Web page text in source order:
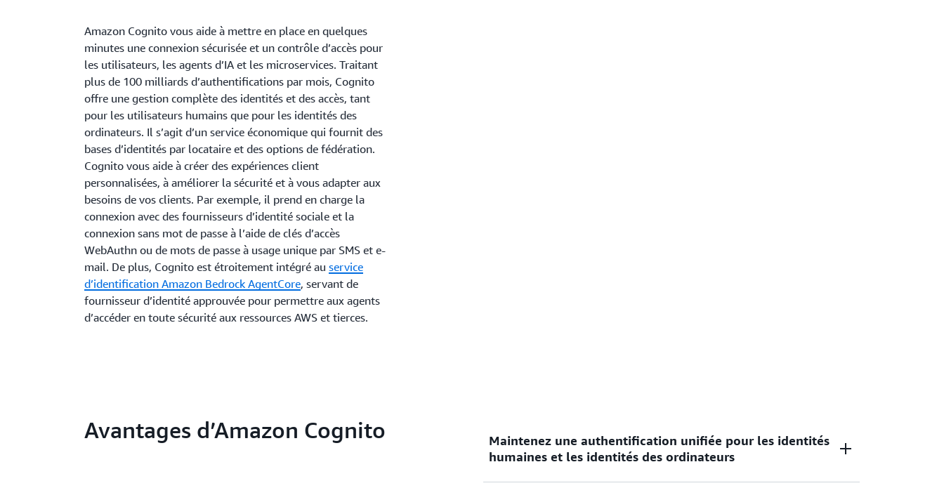
Amazon Cognito vous aide à mettre en place en quelques
minutes une connexion sécurisée et un contrôle d’accès pour
les utilisateurs, les agents d’IA et les microservices. Traitant
plus de 100 milliards d’authentifications par mois, Cognito
offre une gestion complète des identités et des accès, tant
pour les utilisateurs humains que pour les identités des
ordinateurs. Il s’agit d’un service économique qui fournit des
bases d’identités par locataire et des options de fédération.
Cognito vous aide à créer des expériences client
personnalisées, à améliorer la sécurité et à vous adapter aux
besoins de vos clients. Par exemple, il prend en charge la
connexion avec des fournisseurs d’identité sociale et la
connexion sans mot de passe à l’aide de clés d’accès
WebAuthn ou de mots de passe à usage unique par SMS et e-
mail. De plus, Cognito est étroitement intégré auservice
d’identification Amazon Bedrock AgentCore, servant de
fournisseur d’identité approuvée pour permettre aux agents
d’accéder en toute sécurité aux ressources AWS et tierces.
Avantages d’Amazon Cognito
Maintenez une authentification unifiée pour les identités
humaines et les identités des ordinateurs